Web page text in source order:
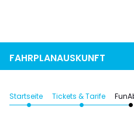
FAHRPLANAUSKUNFT
Startseite Tickets & Tarife